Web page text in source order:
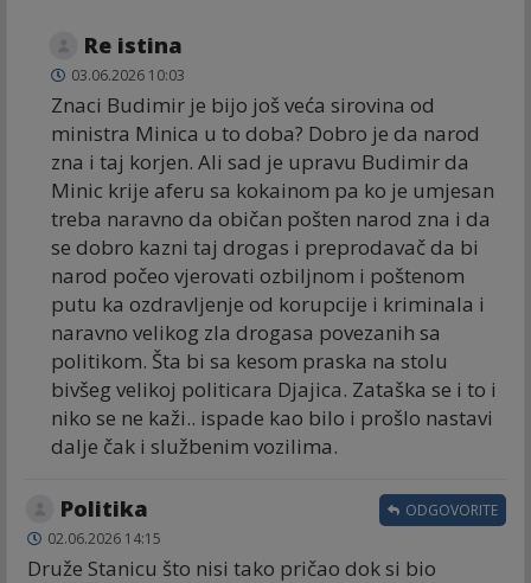
Re istina
03.06.2026 10:03
Znaci Budimir je bijo još veća sirovina od
ministra Minica u to doba? Dobro je da narod
zna i taj korjen. Ali sad je upravu Budimir da
Minic krije aferu sa kokainom pa ko je umjesan
treba naravno da običan pošten narod zna i da
se dobro kazni taj drogas i preprodavač da bi
narod počeo vjerovati ozbiljnom i poštenom
putu ka ozdravljenje od korupcije i kriminala i
naravno velikog zla drogasa povezanih sa
politikom. Šta bi sa kesom praska na stolu
bivšeg velikoj politicara Djajica. Zataška se i to i
niko se ne kaži.. ispade kao bilo i prošlo nastavi
dalje čak i službenim vozilima.
Politika
02.06.2026 14:15
Druže Stanicu što nisi tako pričao dok si bio
ODGOVORITE